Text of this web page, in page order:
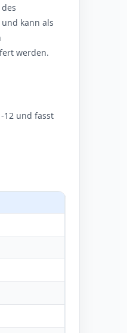
kann als
werden.
12 und fasst